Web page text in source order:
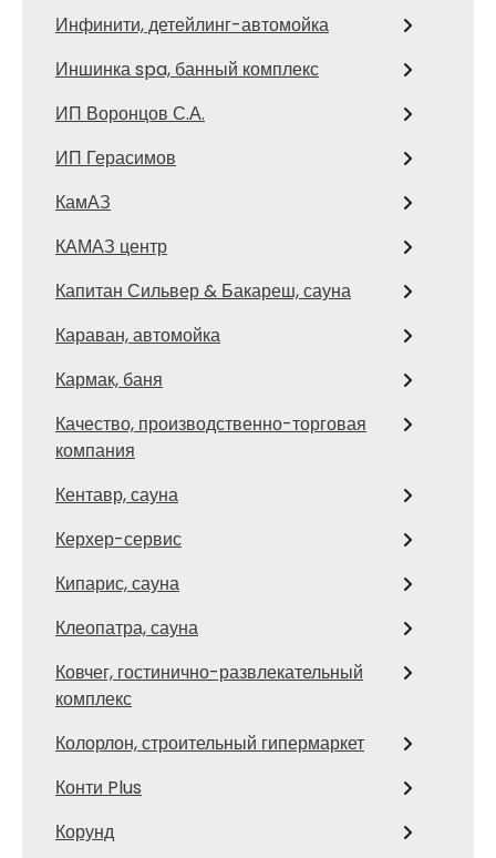
Инфинити, детейлинг-автомойка
Иншинка spa, банный комплекс
ИП Воронцов С.А.
ИП Герасимов
КамАЗ
КАМАЗ центр
Капитан Сильвер & Бакареш, сауна
Караван, автомойка
Кармак, баня
Качество, производственно-торговая
компания
Кентавр, сауна
Керхер-сервис
Кипарис, сауна
Клеопатра, сауна
Ковчег, гостинично-развлекательный
комплекс
Колорлон, строительный гипермаркет
Конти Plus
Корунд